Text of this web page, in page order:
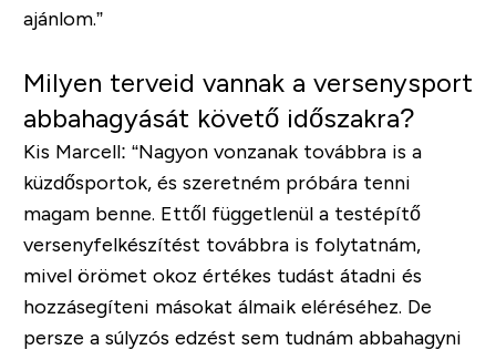
ajánlom.”
Milyen terveid vannak a versenysport
abbahagyását követő időszakra?
Kis Marcell: “Nagyon vonzanak továbbra is a
küzdősportok, és szeretném próbára tenni
magam benne. Ettől függetlenül a testépítő
versenyfelkészítést továbbra is folytatnám,
mivel örömet okoz értékes tudást átadni és
hozzásegíteni másokat álmaik eléréséhez. De
persze a súlyzós edzést sem tudnám abbahagyni